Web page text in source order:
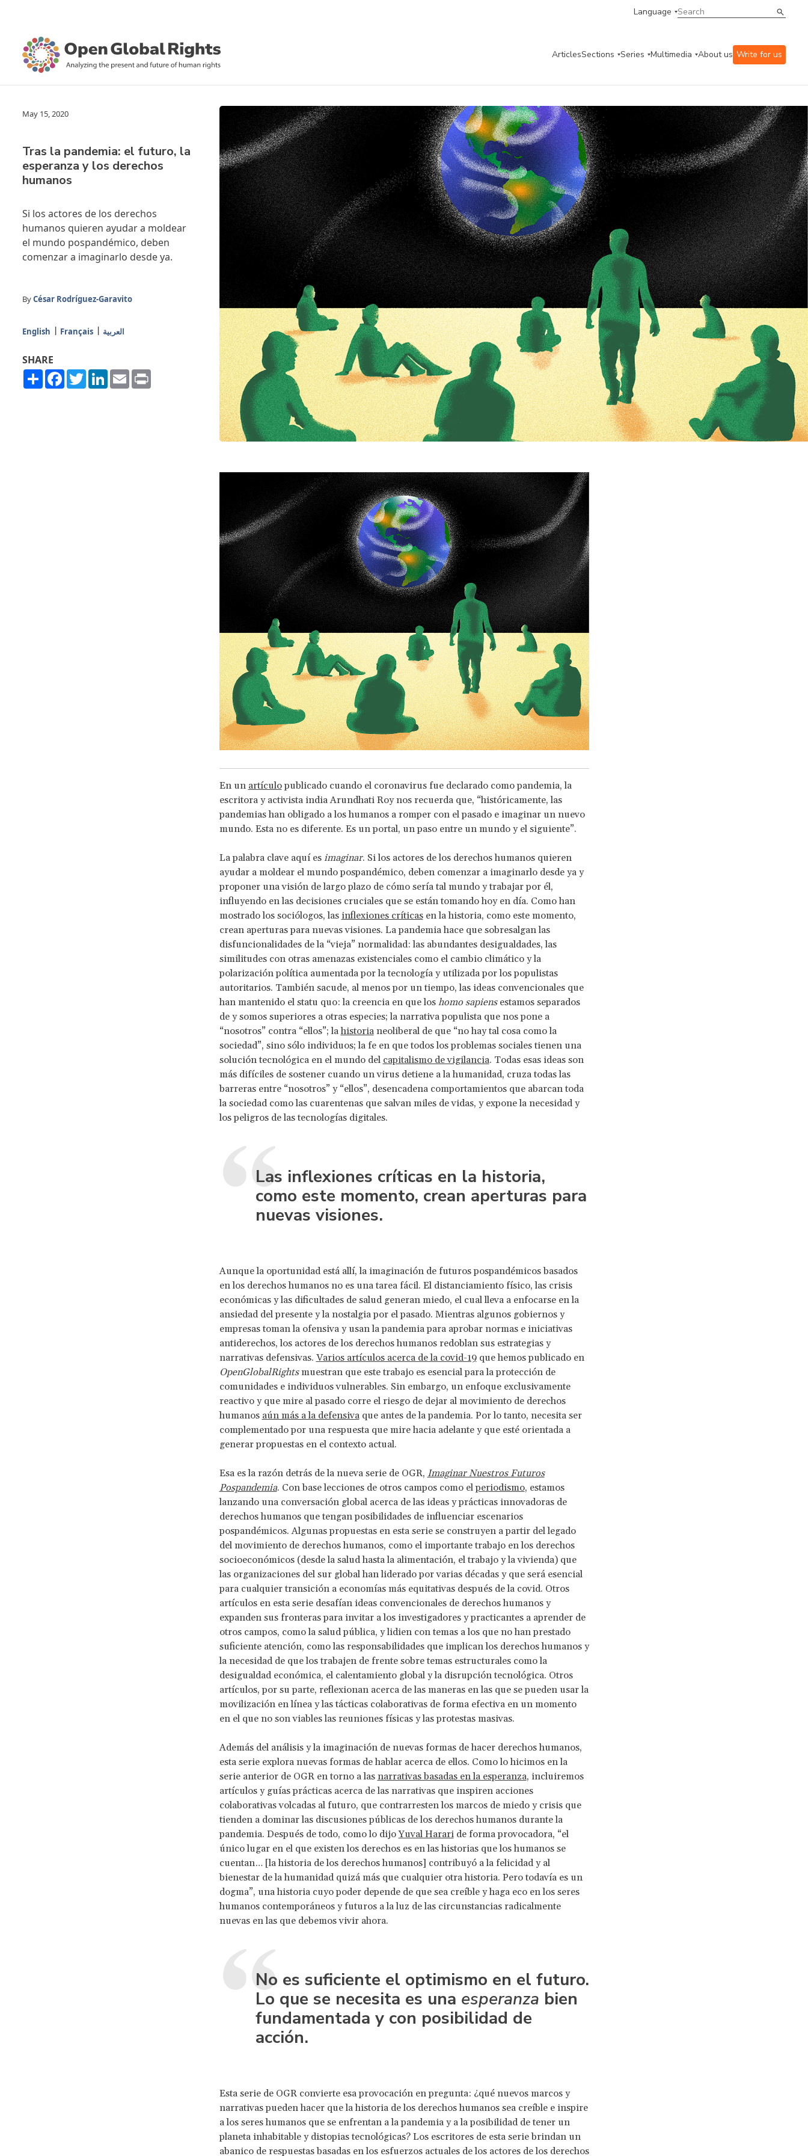
Language
ArticlesSections Series Multimedia About us Write for us
May 15, 2020
Tras la pandemia: el futuro, la
esperanza y los derechos
humanos
Si los actores de los derechos
humanos quieren ayudar a moldear
el mundo pospandémico, deben
comenzar a imaginarlo desde ya.
ByCésar Rodríguez-Garavito
English Français العربية
SHARE
ShareFacebook
TwitterLinkedIn
Email
En un artículopublicado cuando el coronavirus fue declarado como pandemia, la
escritora y activista india Arundhati Roy nos recuerda que, “históricamente, las
pandemias han obligado a los humanos a romper con el pasado e imaginar un nuevo
mundo. Esta no es diferente. Es un portal, un paso entre un mundo y el siguiente”.
La palabra clave aquí es imaginar. Si los actores de los derechos humanos quieren
ayudar a moldear el mundo pospandémico, deben comenzar a imaginarlo desde ya y
proponer una visión de largo plazo de cómo sería tal mundo y trabajar por él,
influyendo en las decisiones cruciales que se están tomando hoy en día. Como han
mostrado los sociólogos, las inflexiones críticasen la historia, como este momento,
crean aperturas para nuevas visiones. La pandemia hace que sobresalgan las
disfuncionalidades de la “vieja” normalidad: las abundantes desigualdades, las
similitudes con otras amenazas existenciales como el cambio climático y la
polarización política aumentada por la tecnología y utilizada por los populistas
autoritarios. También sacude, al menos por un tiempo, las ideas convencionales que
han mantenido el statu quo: la creencia en que los homo sapiensestamos separados
de y somos superiores a otras especies; la narrativa populista que nos pone a
“nosotros” contra “ellos”; lahistorianeoliberal de que “no hay tal cosa como la
sociedad”, sino sólo individuos; la fe en que todos los problemas sociales tienen una
solución tecnológica en el mundo del capitalismo de vigilancia. Todas esas ideas son
más difíciles de sostener cuando un virus detiene a la humanidad, cruza todas las
barreras entre “nosotros” y “ellos”, desencadena comportamientos que abarcan toda
la sociedad como las cuarentenas que salvan miles de vidas, y expone la necesidad y
los peligros de las tecnologías digitales.
Las inflexiones críticas en la historia,
como este momento, crean aperturas para
nuevas visiones.
Aunque la oportunidad está allí, la imaginación de futuros pospandémicos basados
en los derechos humanos no es una tarea fácil. El distanciamiento físico, las crisis
económicas y las dificultades de salud generan miedo, el cual lleva a enfocarse en la
ansiedad del presente y la nostalgia por el pasado. Mientras algunos gobiernos y
empresas toman la ofensiva y usan la pandemia para aprobar normas e iniciativas
antiderechos, los actores de los derechos humanos redoblan sus estrategias y
narrativas defensivas. Varios artículos acerca de la covid-19que hemos publicado en
OpenGlobalRightsmuestran que este trabajo es esencial para la protección de
comunidades e individuos vulnerables. Sin embargo, un enfoque exclusivamente
reactivo y que mire al pasado corre el riesgo de dejar al movimiento de derechos
humanos aún más a la defensivaque antes de la pandemia. Por lo tanto, necesita ser
complementado por una respuesta que mire hacia adelante y que esté orientada a
generar propuestas en el contexto actual.
Esa es la razón detrás de la nueva serie de OGR, Imaginar Nuestros Futuros
Pospandemia. Con base lecciones de otros campos como elperiodismo, estamos
lanzando una conversación global acerca de las ideas y prácticas innovadoras de
derechos humanos que tengan posibilidades de influenciar escenarios
pospandémicos. Algunas propuestas en esta serie se construyen a partir del legado
del movimiento de derechos humanos, como el importante trabajo en los derechos
socioeconómicos (desde la salud hasta la alimentación, el trabajo y la vivienda) que
las organizaciones del sur global han liderado por varias décadas y que será esencial
para cualquier transición a economías más equitativas después de la covid. Otros
artículos en esta serie desafían ideas convencionales de derechos humanos y
expanden sus fronteras para invitar a los investigadores y practicantes a aprender de
otros campos, como la salud pública, y lidien con temas a los que no han prestado
suficiente atención, como las responsabilidades que implican los derechos humanos y
la necesidad de que los trabajen de frente sobre temas estructurales como la
desigualdad económica, el calentamiento global y la disrupción tecnológica. Otros
artículos, por su parte, reflexionan acerca de las maneras en las que se pueden usar la
movilización en línea y las tácticas colaborativas de forma efectiva en un momento
en el que no son viables las reuniones físicas y las protestas masivas.
Además del análisis y la imaginación de nuevas formas de hacer derechos humanos,
esta serie explora nuevas formas de hablar acerca de ellos. Como lo hicimos en la
serie anterior de OGR en torno a las narrativas basadas en la esperanza, incluiremos
artículos y guías prácticas acerca de las narrativas que inspiren acciones
colaborativas volcadas al futuro, que contrarresten los marcos de miedo y crisis que
tienden a dominar las discusiones públicas de los derechos humanos durante la
pandemia. Después de todo, como lo dijoYuval Hararide forma provocadora, “el
único lugar en el que existen los derechos es en las historias que los humanos se
cuentan… [la historia de los derechos humanos] contribuyó a la felicidad y al
bienestar de la humanidad quizá más que cualquier otra historia. Pero todavía es un
dogma”, una historia cuyo poder depende de que sea creíble y haga eco en los seres
humanos contemporáneos y futuros a la luz de las circunstancias radicalmente
nuevas en las que debemos vivir ahora.
No es suficiente el optimismo en el futuro.
Lo que se necesita es una esperanza bien
fundamentada y con posibilidad de
acción.
Esta serie de OGR convierte esa provocación en pregunta: ¿qué nuevos marcos y
narrativas pueden hacer que la historia de los derechos humanos sea creíble e inspire
a los seres humanos que se enfrentan a la pandemia y a la posibilidad de tener un
planeta inhabitable y distopias tecnológicas? Los escritores de esta serie brindan un
abanico de respuestas basadas en los esfuerzos actuales de los actores de los derechos